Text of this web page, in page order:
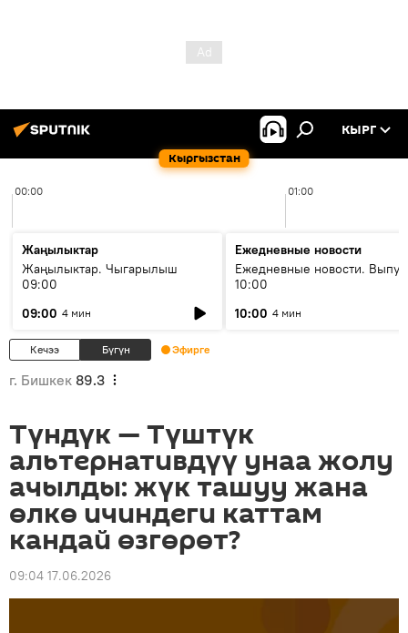
Кыргызстан
КЫРГ
00:00 01:00
Жаңылыктар
Жаңылыктар. Чыгарылыш
09:00
09:00 4 мин
Ежедневные новости
Ежедневные новости.
10:00
10:00 4 мин
Кечээ Бүгүн Эфирге
г. Бишкек 89.3
Түндүк — Түштүк
альтернативдүү унаа жолу
ачылды: жүк ташуу жана
өлкө ичиндеги каттам
кандай өзгөрөт?
09:04 17.06.2026